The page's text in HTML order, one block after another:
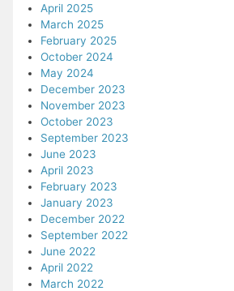
April 2025
March 2025
February 2025
October 2024
May 2024
December 2023
November 2023
October 2023
September 2023
June 2023
April 2023
February 2023
January 2023
December 2022
September 2022
June 2022
April 2022
March 2022